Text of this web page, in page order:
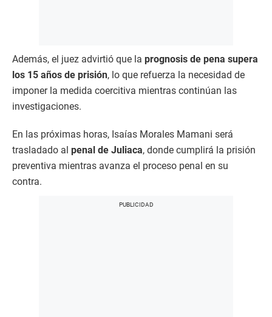
Además, el juez advirtió que la prognosis de pena supera
los 15 años de prisión, lo que refuerza la necesidad de
imponer la medida coercitiva mientras continúan las
investigaciones.
En las próximas horas, Isaías Morales Mamani será
trasladado al penal de Juliaca, donde cumplirá la prisión
preventiva mientras avanza el proceso penal en su
contra.